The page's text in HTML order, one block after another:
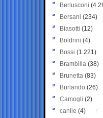
Berlusconi
Bersani (234)
Biasotti (12)
Boldrini (4)
Bossi (1.221)
Brambilla (38)
Brunetta (83)
Burlando (26)
Camogli (2)
canile (4)